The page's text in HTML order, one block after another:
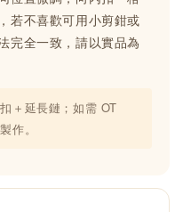
若不喜歡可用小剪鉗或
完全一致，請以實品為
＋延長鏈；如需 OT
作。